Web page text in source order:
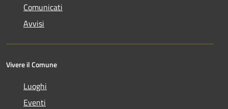
Comunicati
Avvisi
Vivere il Comune
Luoghi
Eventi